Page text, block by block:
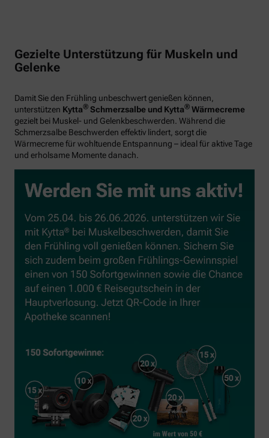
Gezielte Unterstützung für Muskeln und
Gelenke
Damit Sie den Frühling unbeschwert genießen können,
unterstützen Kytta® Schmerzsalbe und Kytta® Wärmecreme
gezielt bei Muskel- und Gelenkbeschwerden. Während die
Schmerzsalbe Beschwerden effektiv lindert, sorgt die
Wärmecreme für wohltuende Entspannung – ideal für aktive Tage
und erholsame Momente danach.